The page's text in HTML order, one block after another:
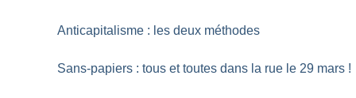
Anticapitalisme : les deux méthodes
Sans-papiers : tous et toutes dans la rue le 29 mars !